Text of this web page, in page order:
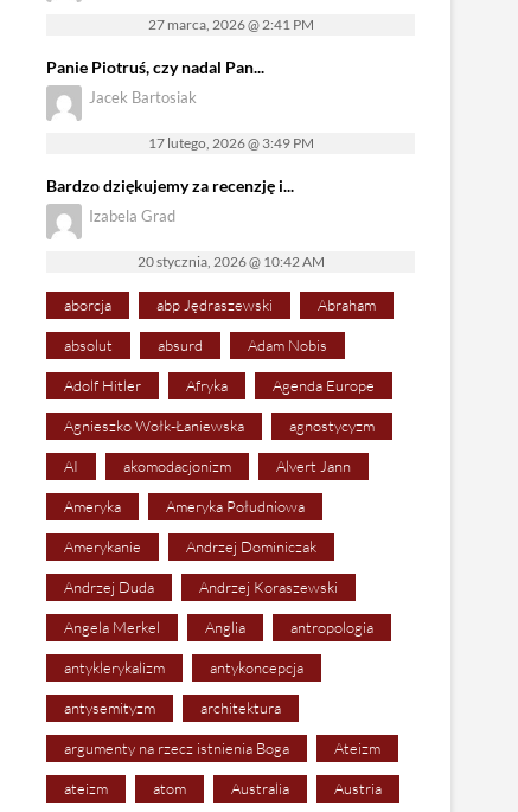
27 marca, 2026 @ 2:41 PM
Panie Piotruś, czy nadal Pan...
Jacek Bartosiak
17 lutego, 2026 @ 3:49 PM
Bardzo dziękujemy za recenzję i...
Izabela Grad
20 stycznia, 2026 @ 10:42 AM
aborcja abp Jędraszewski Abraham
absolut absurd Adam Nobis
Adolf Hitler Afryka Agenda Europe
Agnieszko Wołk-Łaniewska agnostycyzm
AI akomodacjonizm Alvert Jann
Ameryka Ameryka Południowa
Amerykanie Andrzej Dominiczak
Andrzej Duda Andrzej Koraszewski
Angela Merkel Anglia antropologia
antyklerykalizm antykoncepcja
antysemityzm architektura
argumenty na rzecz istnienia Boga Ateizm
ateizm atom Australia Austria